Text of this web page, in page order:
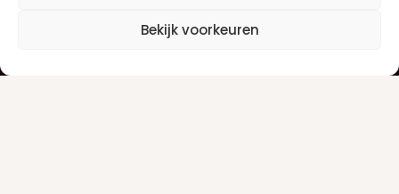
Bekijk voorkeuren